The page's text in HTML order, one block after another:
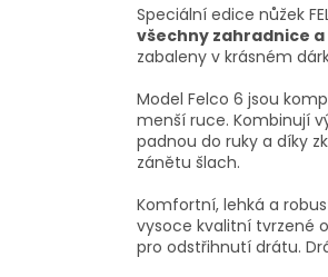
Speciální edice nůžek
všechny zahradnice
zabaleny v krásném
Model Felco 6 jsou
menší ruce. Kombinují
padnou do ruky a díky
zánětu šlach.
Komfortní, lehká a
vysoce kvalitní tvrzené
pro odstřihnutí drátu.